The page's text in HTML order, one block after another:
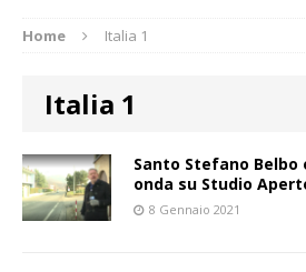
Home Italia 1
Italia 1
Santo Stefano
onda su Studio
8 Gennaio 2021